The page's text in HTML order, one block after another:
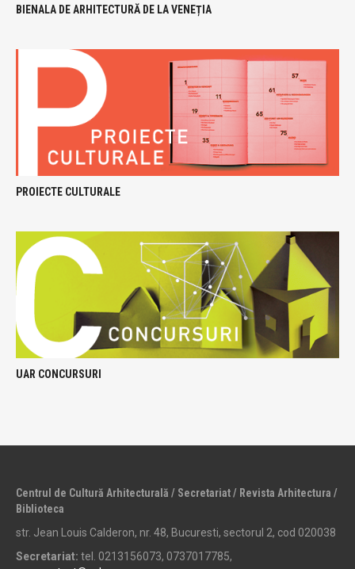
BIENALA DE ARHITECTURĂ DE LA VENEȚIA
PROIECTE CULTURALE
UAR CONCURSURI
Centrul de Cultură Arhitecturală / Secretariat / Revista Arhitectura /
Biblioteca
str. Jean Louis Calderon, nr. 48, Bucuresti, sectorul 2, cod 020038
Secretariat: tel. 0213156073, 0737017785,